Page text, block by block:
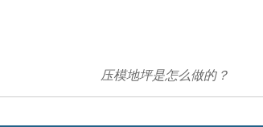
压模地坪是怎么做的？